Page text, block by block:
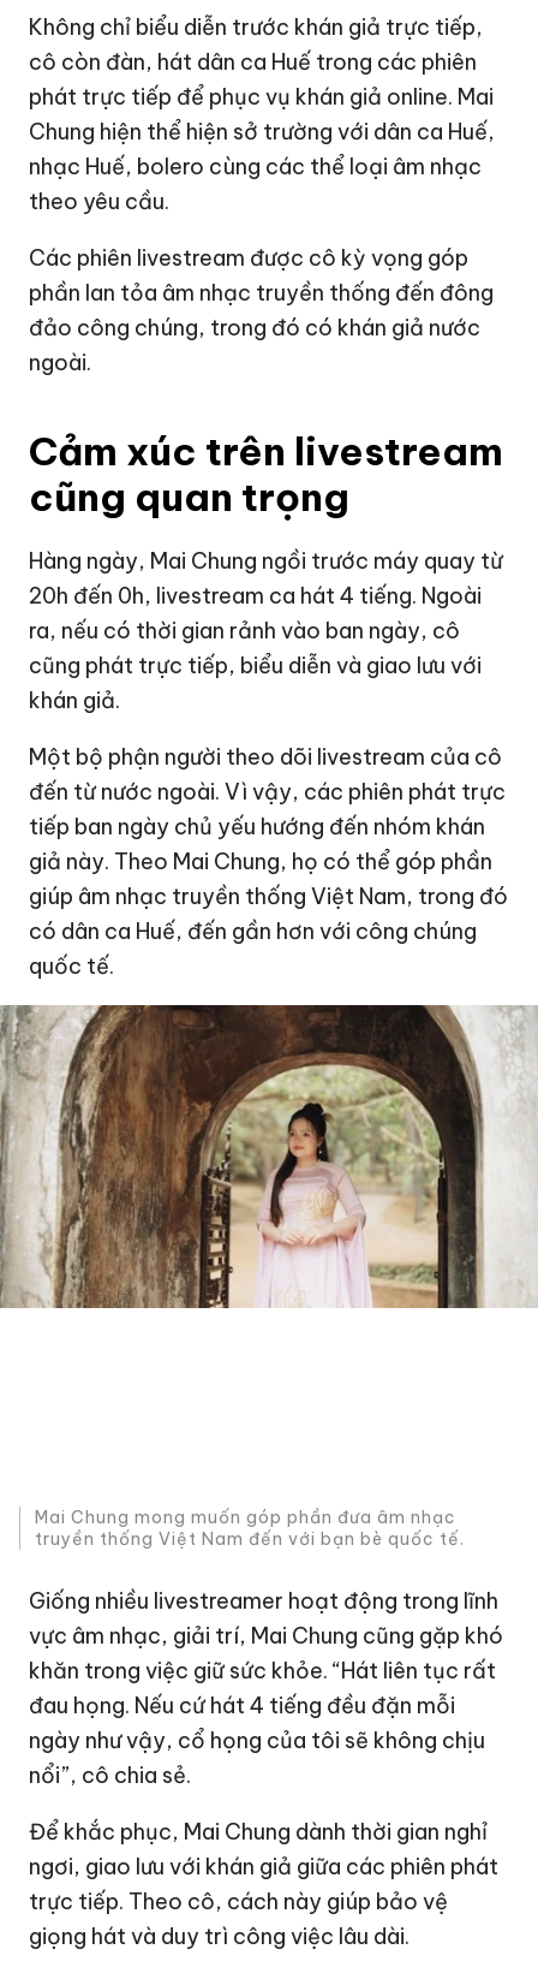
Không chỉ biểu diễn trước khán giả trực tiếp,
cô còn đàn, hát dân ca Huế trong các phiên
phát trực tiếp để phục vụ khán giả online. Mai
Chung hiện thể hiện sở trường với dân ca Huế,
nhạc Huế, bolero cùng các thể loại âm nhạc
theo yêu cầu.
Các phiên livestream được cô kỳ vọng góp
phần lan tỏa âm nhạc truyền thống đến đông
đảo công chúng, trong đó có khán giả nước
ngoài.
Cảm xúc trên livestream
cũng quan trọng
Hàng ngày, Mai Chung ngồi trước máy quay từ
20h đến 0h, livestream ca hát 4 tiếng. Ngoài
ra, nếu có thời gian rảnh vào ban ngày, cô
cũng phát trực tiếp, biểu diễn và giao lưu với
khán giả.
Một bộ phận người theo dõi livestream của cô
đến từ nước ngoài. Vì vậy, các phiên phát trực
tiếp ban ngày chủ yếu hướng đến nhóm khán
giả này. Theo Mai Chung, họ có thể góp phần
giúp âm nhạc truyền thống Việt Nam, trong đó
có dân ca Huế, đến gần hơn với công chúng
quốc tế.
Mai Chung mong muốn góp phần đưa âm nhạc
truyền thống Việt Nam đến với bạn bè quốc tế.
Giống nhiều livestreamer hoạt động trong lĩnh
vực âm nhạc, giải trí, Mai Chung cũng gặp khó
khăn trong việc giữ sức khỏe. “Hát liên tục rất
đau họng. Nếu cứ hát 4 tiếng đều đặn mỗi
ngày như vậy, cổ họng của tôi sẽ không chịu
nổi”, cô chia sẻ.
Để khắc phục, Mai Chung dành thời gian nghỉ
ngơi, giao lưu với khán giả giữa các phiên phát
trực tiếp. Theo cô, cách này giúp bảo vệ
giọng hát và duy trì công việc lâu dài.